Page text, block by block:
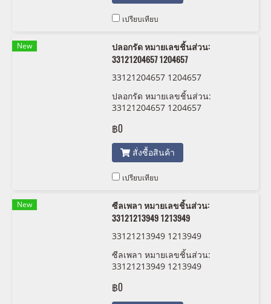
เปรียบเทียบ
New
ปลอกรัด หมายเลขชิ้นส่วน:
33121204657 1204657
33121204657 1204657
ปลอกรัด หมายเลขชิ้นส่วน:
33121204657 1204657
฿0
สั่งซื้อสินค้า
เปรียบเทียบ
New
ซีลเพลา หมายเลขชิ้นส่วน:
33121213949 1213949
33121213949 1213949
ซีลเพลา หมายเลขชิ้นส่วน:
33121213949 1213949
฿0